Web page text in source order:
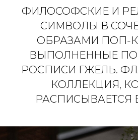
ФИЛОСОФСКИЕ И
СИМВОЛЫ В
ОБРАЗАМИ ПОП-
ВЫПОЛНЕННЫЕ
РОСПИСИ ГЖЕЛЬ.
КОЛЛЕКЦИЯ,
РАСПИСЫВАЕТСЯ